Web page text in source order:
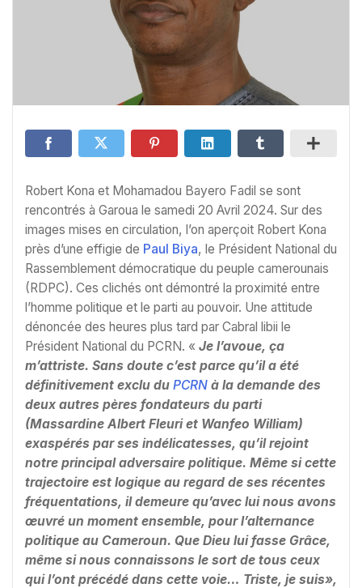
Robert Kona et Mohamadou Bayero Fadil se sont
rencontrés à Garoua le samedi 20 Avril 2024. Sur des
images mises en circulation, l’on aperçoit Robert Kona
près d’une effigie de Paul Biya, le Président National du
Rassemblement démocratique du peuple camerounais
(RDPC). Ces clichés ont démontré la proximité entre
l’homme politique et le parti au pouvoir. Une attitude
dénoncée des heures plus tard par Cabral libii le
Président National du PCRN. « Je l’avoue, ça
m’attriste. Sans doute c’est parce qu’il a été
définitivement exclu du PCRN à la demande des
deux autres pères fondateurs du parti
(Massardine Albert Fleuri et Wanfeo William)
exaspérés par ses indélicatesses, qu’il rejoint
notre principal adversaire politique. Même si cette
trajectoire est logique au regard de ses récentes
fréquentations, il demeure qu’avec lui nous avons
œuvré un moment ensemble, pour l’alternance
politique au Cameroun. Que Dieu lui fasse Grâce,
même si nous connaissons le sort de tous ceux
qui l’ont précédé dans cette voie… Triste, je suis»,